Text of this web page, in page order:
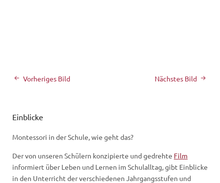
Nächstes Bild
Vorheriges Bild
Einblicke
Montessori in der Schule, wie geht das?
Der von unseren Schülern konzipierte und gedrehte Film
informiert über Leben und Lernen im Schulalltag, gibt Einblicke
in den Unterricht der verschiedenen Jahrgangsstufen und